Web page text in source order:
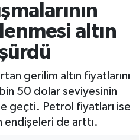
altın
gerilim altın fiyatlarını
50 dolar seviyesinin
geçti. Petrol fiyatları ise
endişeleri de arttı.
Haritası
ve Fikstür